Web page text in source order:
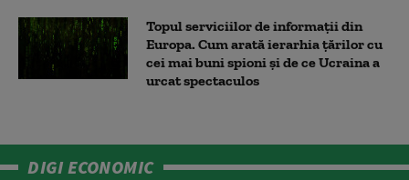
Topul serviciilor de informații din
Europa. Cum arată ierarhia țărilor cu
cei mai buni spioni și de ce Ucraina a
urcat spectaculos
DIGI ECONOMIC